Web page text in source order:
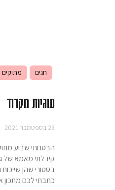
חגים מתוקים
עוגיות מקרוד
23 בספטמבר 2021
הבטחתי שבוע
קיבלתי מאמא של
בסטורי שהן
כתבתי לכם